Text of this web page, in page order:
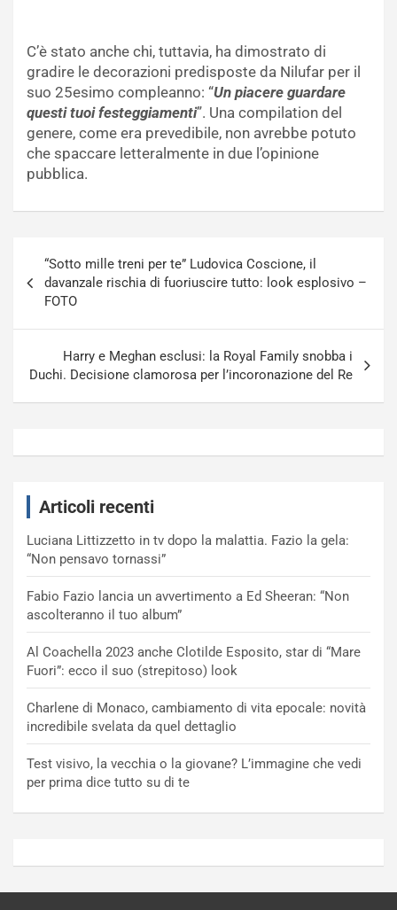
C’è stato anche chi, tuttavia, ha dimostrato di
gradire le decorazioni predisposte da Nilufar per il
suo 25esimo compleanno: “Un piacere guardare
questi tuoi festeggiamenti”. Una compilation del
genere, come era prevedibile, non avrebbe potuto
che spaccare letteralmente in due l’opinione
pubblica.
articoli
“Sotto mille treni per te” Ludovica Coscione, il
davanzale rischia di fuoriuscire tutto: look esplosivo –
FOTO
Harry e Meghan esclusi: la Royal Family snobba i
Duchi. Decisione clamorosa per l’incoronazione del Re
Articoli recenti
Luciana Littizzetto in tv dopo la malattia. Fazio la gela:
“Non pensavo tornassi”
Fabio Fazio lancia un avvertimento a Ed Sheeran: “Non
ascolteranno il tuo album”
Al Coachella 2023 anche Clotilde Esposito, star di “Mare
Fuori”: ecco il suo (strepitoso) look
Charlene di Monaco, cambiamento di vita epocale: novità
incredibile svelata da quel dettaglio
Test visivo, la vecchia o la giovane? L’immagine che vedi
per prima dice tutto su di te